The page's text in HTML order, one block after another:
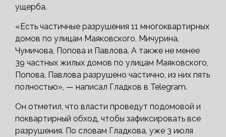
ущерба.
«Есть частичные разрушения 11 многоквартирных
домов по улицам Маяковского, Мичурина,
Чумичова, Попова и Павлова. А также не менее
39 частных жилых домов по улицам Маяковского,
Попова, Павлова разрушено частично, из них пять
полностью», — написал Гладков в Telegram.
Он отметил, что власти проведут подомовой и
поквартирный обход, чтобы зафиксировать все
разрушения. По словам Гладкова, уже 3 июля